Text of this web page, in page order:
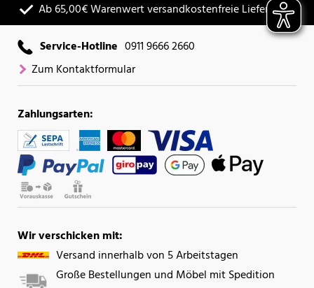
Ab 65,00€ Warenwert versandkostenfreie Lieferung
Service-Hotline 0911 9666 2660
Zum Kontaktformular
Zahlungsarten:
Wir verschicken mit:
Versand innerhalb von 5 Arbeitstagen
Große Bestellungen und Möbel mit Spedition